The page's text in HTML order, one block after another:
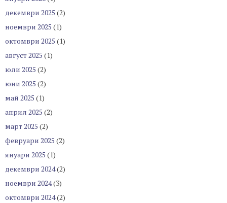
декември 2025 (2)
ноември 2025 (1)
октомври 2025 (1)
август 2025 (1)
юли 2025 (2)
юни 2025 (2)
май 2025 (1)
април 2025 (2)
март 2025 (2)
февруари 2025 (2)
януари 2025 (1)
декември 2024(2)
ноември 2024(3)
октомври 2024(2)